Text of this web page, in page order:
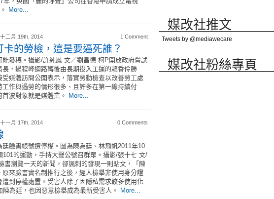
More...
二月 19th, 2014 1 Comment
的勞檢，這是要逼死誰？
能發稿。攝影/許純鳳 文／劉昌德 柯P開放政府嘗試
長，過程峰迴路轉後由長期投入工運的賴香伶勝
受媒體訪問公開表示，落實勞動檢查以改善勞工處
工作與過勞的情形很多、且許多在第一線持續付
波對象就是媒體業。
More...
一月 17th, 2014 0 Comments
臉書帳號遭停權。圖為陳為廷、林飛帆2011年10
101的運動，手持大聲公號召群眾。攝影/張十七 文/
書瀏覽一天的新聞，卻諷刺的發現一則貼文，「陳
原來臉書實名制推行之後，經人檢舉非使用身分證
遭到停權處置。受害人除了因隱私需求較多使用化
為廷，也因惡意檢舉成為最新受害人。
More...
媒改社推文
Tweets by @mediawecare
媒改社粉絲專頁